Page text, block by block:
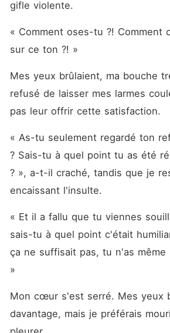
gifle violente.
« Comment oses-tu ?! Comment
sur ce ton ?! »
Mes yeux brûlaient, ma bouche
refusé de laisser mes larmes
pas leur offrir cette satisfaction.
« As-tu seulement regardé ton
? Sais-tu à quel point tu as été
? », a-t-il craché, tandis que je
encaissant l'insulte.
« Et il a fallu que tu viennes
sais-tu à quel point c'était
ça ne suffisait pas, tu n'as même
»
Mon cœur s'est serré. Mes yeux
davantage, mais je préférais